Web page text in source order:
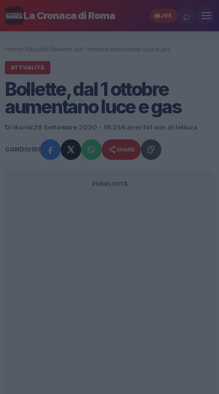
La Cronaca di Roma LIVE ⌕
Home› Attualità› Bollette, dal 1 ottobre aumentano luce e gas
ATTUALITÀ
Bollette, dal 1 ottobre
aumentano luce e gas
Di Iksnik29 Settembre 2020 - 19:256 anni fa1 min di lettura
CONDIVIDI SHARE
PUBBLICITÀ